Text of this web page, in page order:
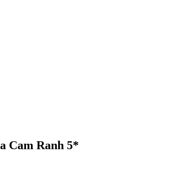
Cam Ranh 5*